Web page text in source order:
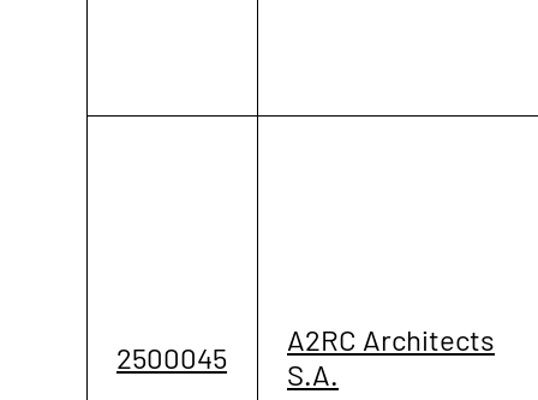
2500045
A2RC Architects
S.A.